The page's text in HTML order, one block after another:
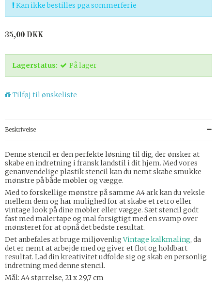
Kan ikke bestilles pga sommerferie
35,00 DKK
Lagerstatus: På lager
Tilføj til ønskeliste
Beskrivelse
Denne stencil er den perfekte løsning til dig, der ønsker at
skabe en indretning i fransk landstil i dit hjem. Med vores
genanvendelige plastik stencil kan du nemt skabe smukke
mønstre på både møbler og vægge.
Med to forskellige mønstre på samme A4 ark kan du veksle
mellem dem og har mulighed for at skabe et retro eller
vintage look på dine møbler eller vægge. Sæt stencil godt
fast med malertape og mal forsigtigt med en svamp over
mønsteret for at opnå det bedste resultat.
Det anbefales at bruge miljøvenligVintage kalkmaling, da
det er nemt at arbejde med og giver et flot og holdbart
resultat. Lad din kreativitet udfolde sig og skab en personlig
indretning med denne stencil.
Mål: A4 størrelse, 21 x 29,7 cm